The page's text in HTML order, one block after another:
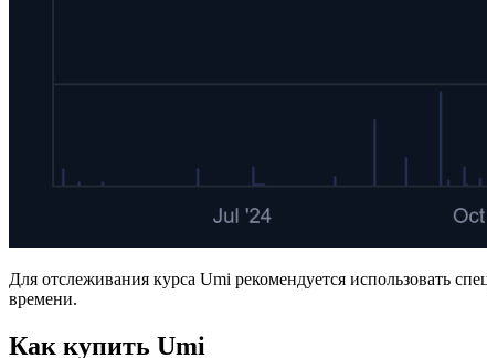
Для отслеживания курса Umi рекомендуется использовать
времени.
Как купить Umi